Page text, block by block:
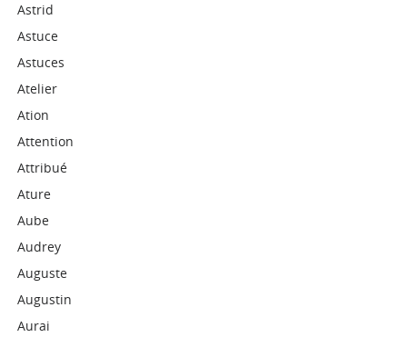
Astrid
Astuce
Astuces
Atelier
Ation
Attention
Attribué
Ature
Aube
Audrey
Auguste
Augustin
Aurai